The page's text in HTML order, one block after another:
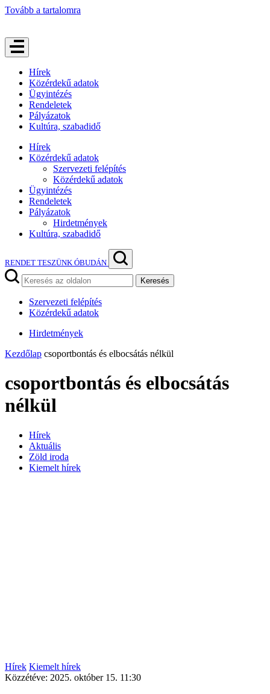
Tovább a tartalomra
Hírek
Közérdekű adatok
Ügyintézés
Rendeletek
Pályázatok
Kultúra, szabadidő
Hírek
Közérdekű adatok
Szervezeti felépítés
Közérdekű adatok
Ügyintézés
Rendeletek
Pályázatok
Hirdetmények
Kultúra, szabadidő
RENDET TESZÜNK ÓBUDÁN
Keresés
Szervezeti felépítés
Közérdekű adatok
Hirdetmények
Kezdőlap csoportbontás és elbocsátás nélkül
csoportbontás és elbocsátás
nélkül
Hírek
Aktuális
Zöld iroda
Kiemelt hírek
Hírek Kiemelt hírek
Közzétéve: 2025. október 15. 11:30